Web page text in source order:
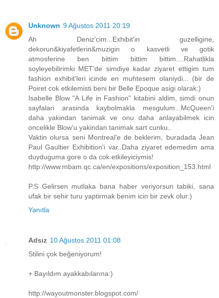
Unknown 9 Ağustos 2011 20:19
Ah Deniz'cim...Exhibit'in guzelligine,
dekorun&kiyafetlerin&muzigin o kasvetli ve gotik
atmosferine ben bittim bittim bittim....Rahatlikla
soyleyebilirimki MET'de simdiye kadar ziyaret ettigim tum
fashion exhibit'leri icinde en muhtesem olaniydi... (bir de
Poiret cok etkilemisti beni bir Belle Epoque asigi olarak:)
Isabelle Blow "A Life in Fashion" kitabini aldim, simdi onun
sayfalari arasinda kaybolmakla mesgulum...McQueen'i
daha yakindan tanimak ve onu daha anlayabilmek icin
oncelikle Blow'u yakindan tanimak sart cunku..
Vaktin olursa seni Montreal'e de beklerim, buradada Jean
Paul Gaultier Exhibition'i var..Daha ziyaret edemedim ama
duyduguma gore o da cok etkileyiciymis!
http://www.mbam.qc.ca/en/expositions/exposition_153.html
P.S Gelirsen mutlaka bana haber veriyorsun tabiki, sana
ufak bir sehir turu yaptirmak benim icin bir zevk olur:)
Yanıtla
Adsız 10 Ağustos 2011 01:08
Stilini çok beğeniyorum!
+ Bayıldım ayakkabılarına:)
http://wayoutmonster.blogspot.com/